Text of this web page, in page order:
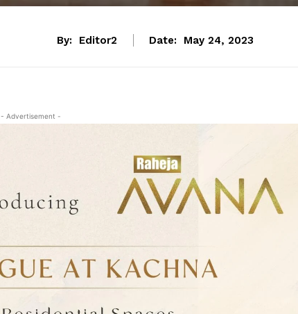
By: Editor2 Date: May 24, 2023
- Advertisement -